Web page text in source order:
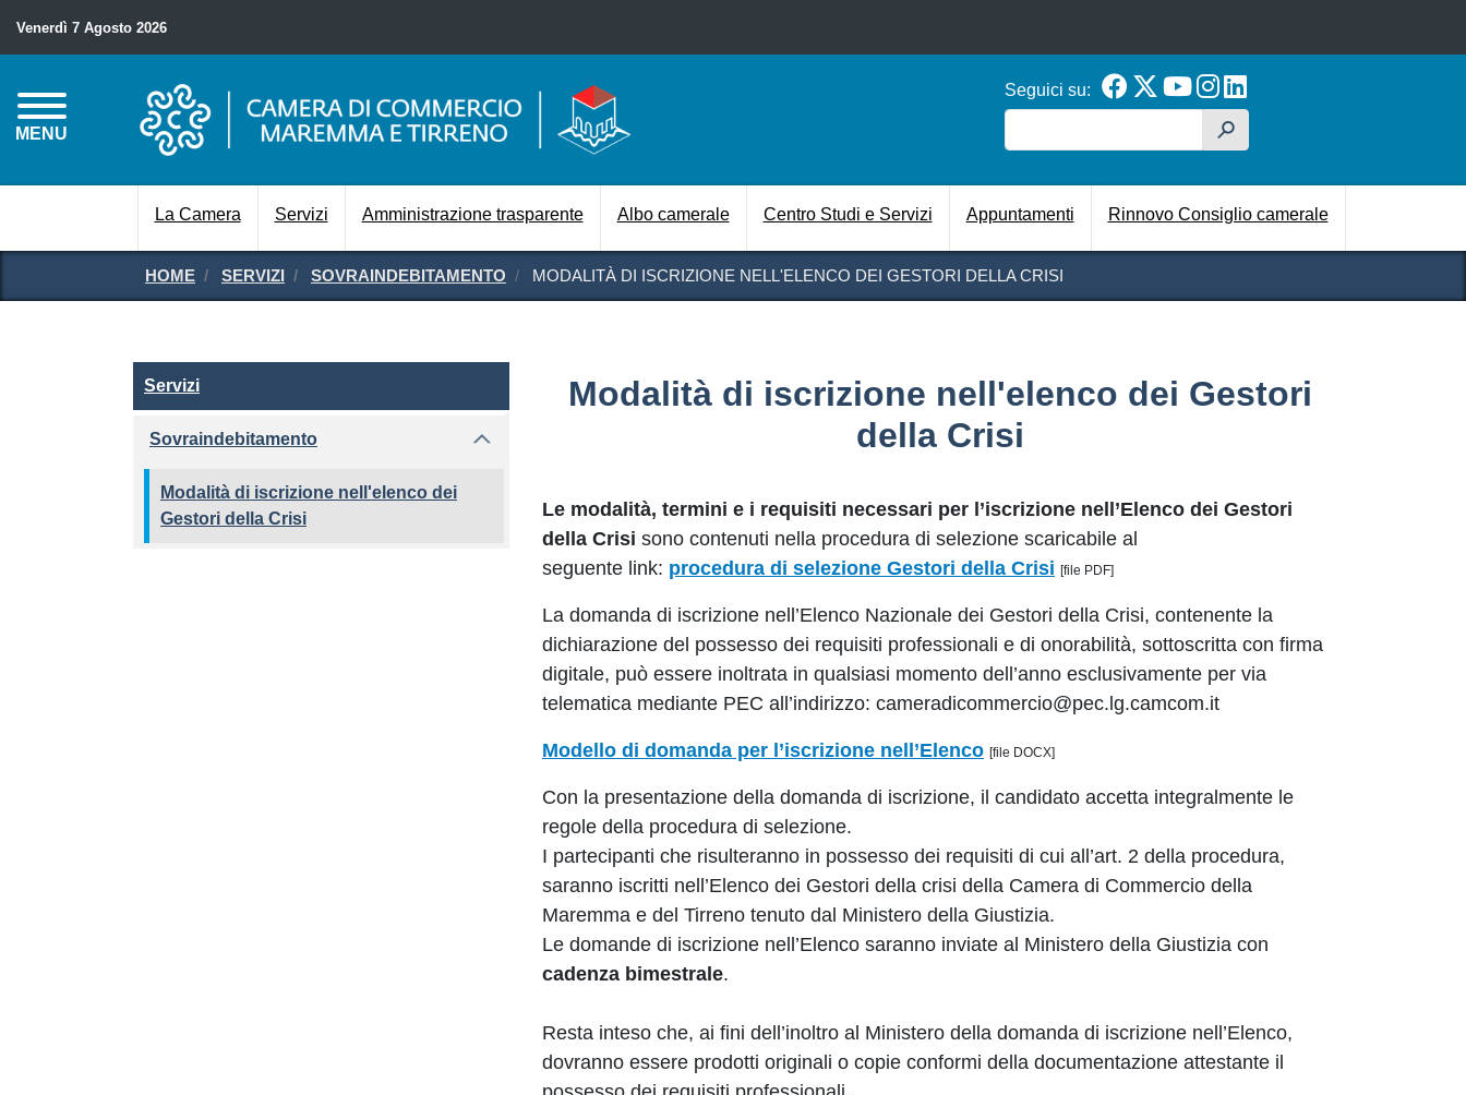
Venerdì 7 Agosto 2026
MENU
Seguici su:
h
Navigazione principale
La Camera Servizi Amministrazione trasparente Albo camerale Centro Studi e Servizi Appuntamenti Rinnovo Consiglio camerale
HOME SERVIZI SOVRAINDEBITAMENTO MODALITÀ DI ISCRIZIONE NELL'ELENCO DEI GESTORI DELLA CRISI
Modalità di iscrizione nell'elenco dei Gestori
della Crisi
Le modalità, termini e i requisiti necessari per l’iscrizione nell’Elenco dei Gestori
della Crisi sono contenuti nella procedura di selezione scaricabile al
seguente link: procedura di selezione Gestori della Crisi [file PDF]
La domanda di iscrizione nell’Elenco Nazionale dei Gestori della Crisi, contenente la
dichiarazione del possesso dei requisiti professionali e di onorabilità, sottoscritta con firma
digitale, può essere inoltrata in qualsiasi momento dell’anno esclusivamente per via
telematica mediante PEC all’indirizzo: cameradicommercio@pec.lg.camcom.it
Modello di domanda per l’iscrizione nell’Elenco [file DOCX]
Con la presentazione della domanda di iscrizione, il candidato accetta integralmente le
regole della procedura di selezione.
I partecipanti che risulteranno in possesso dei requisiti di cui all’art. 2 della procedura,
saranno iscritti nell’Elenco dei Gestori della crisi della Camera di Commercio della
Maremma e del Tirreno tenuto dal Ministero della Giustizia.
Le domande di iscrizione nell’Elenco saranno inviate al Ministero della Giustizia con
cadenza bimestrale.
Resta inteso che, ai fini dell’inoltro al Ministero della domanda di iscrizione nell’Elenco,
dovranno essere prodotti originali o copie conformi della documentazione attestante il
Servizi
Servizi
Sovraindebitamento
Modalità di iscrizione nell'elenco dei
Gestori della Crisi